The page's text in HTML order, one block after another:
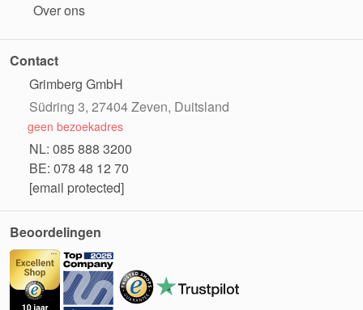
Over ons
Contact
Grimberg GmbH
Südring 3, 27404 Zeven, Duitsland
geen bezoekadres
NL: 085 888 3200
BE: 078 48 12 70
[email protected]
Beoordelingen